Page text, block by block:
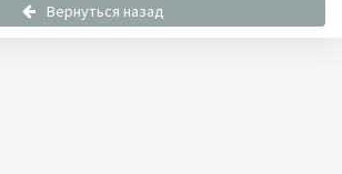
Вернуться назад